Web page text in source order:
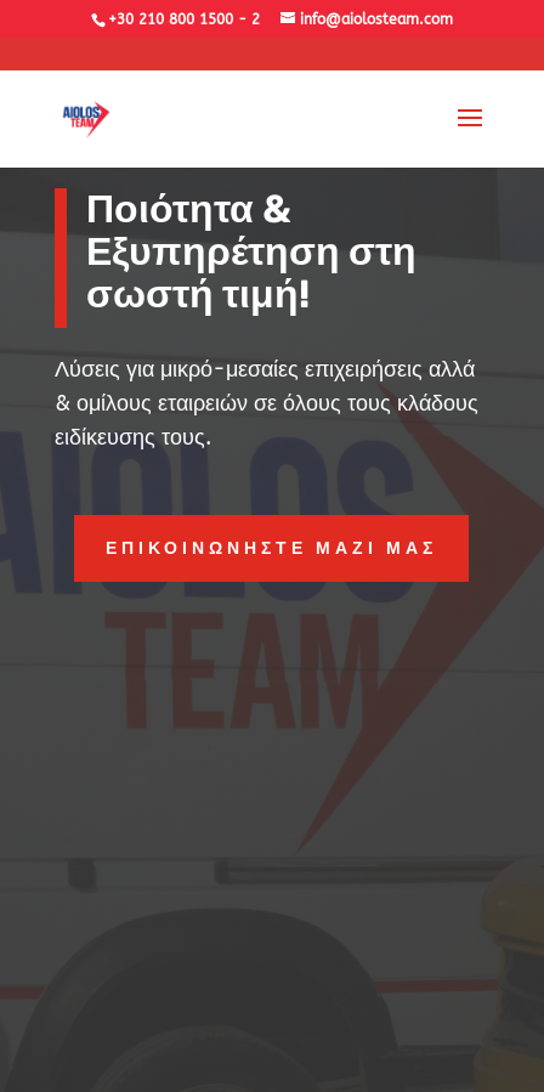
+30 210 800 1500 - 2 info@aiolosteam.com
Ποιότητα &
Εξυπηρέτηση στη
σωστή τιμή!
Λύσεις για μικρό-μεσαίες επιχειρήσεις αλλά
& ομίλους εταιρειών σε όλους τους κλάδους
ειδίκευσης τους.
ΕΠΙΚΟΙΝΩΝΗΣΤΕ ΜΑΖΙ ΜΑΣ